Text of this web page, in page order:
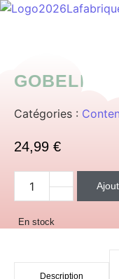
GOBELET
Catégories :
24,99 €
quantité de
En stock
Description